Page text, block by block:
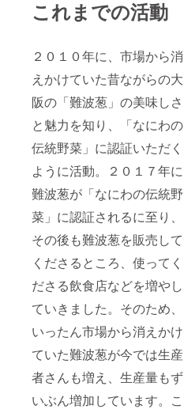
これまでの活動
２０１０年に、市場から消
えかけていた昔ながらの大
阪の「難波葱」の美味しさ
と魅力を知り、「なにわの
伝統野菜」に認証いただく
ように活動。２０１７年に
難波葱が「なにわの伝統野
菜」に認証されるに至り、
その後も難波葱を販売して
くださるところ、使ってく
ださる飲食店などを増やし
ていきました。そのため、
いったん市場から消えかけ
ていた難波葱が今では生産
者さんも増え、生産量もず
いぶん増加しています。こ